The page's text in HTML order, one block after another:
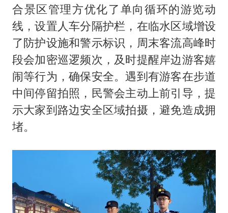
合景区管理方优化了单向循环的游览动
线，设置人车分隔护栏，在临水区域增设
了防护设施和警示标识，周末客流高峰时
段会加密巡逻频次，及时提醒岸边游客嬉
闹等行为，确保安全。遇到有游客在步道
中间停留拍照，民警会主动上前引导，提
示大家到路边安全区域拍摄，避免造成拥
堵。